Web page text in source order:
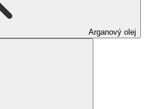
Arganový olej